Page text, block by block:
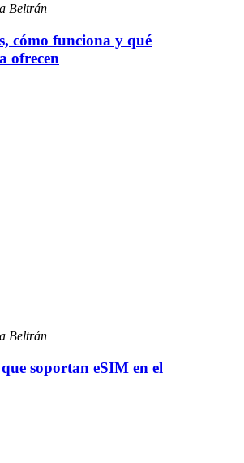
Beltrán
cómo funciona y qué
ofrecen
Beltrán
soportan eSIM en el